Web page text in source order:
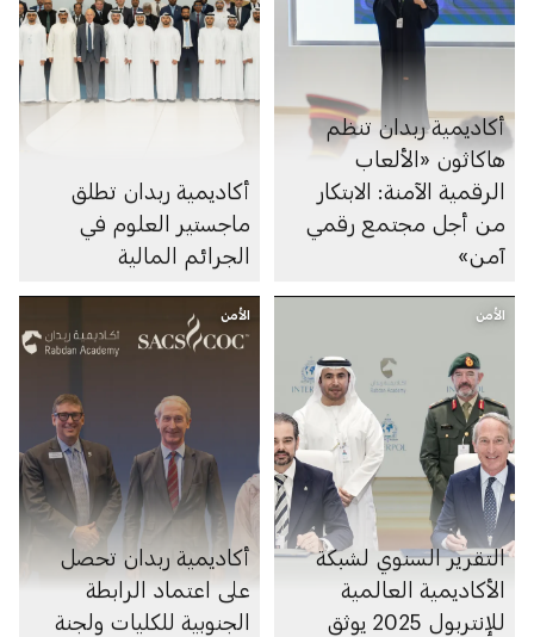
أكاديمية ربدان تنظم
هاكاثون «الألعاب
الرقمية الآمنة: الابتكار
من أجل مجتمع رقمي
آمن»
أكاديمية ربدان تطلق
ماجستير العلوم في
الجرائم المالية
الأمن
التقرير السنوي لشبكة
الأكاديمية العالمية
للإنتربول 2025 يوثق
الأمن
أكاديمية ربدان تحصل
على اعتماد الرابطة
الجنوبية للكليات ولجنة